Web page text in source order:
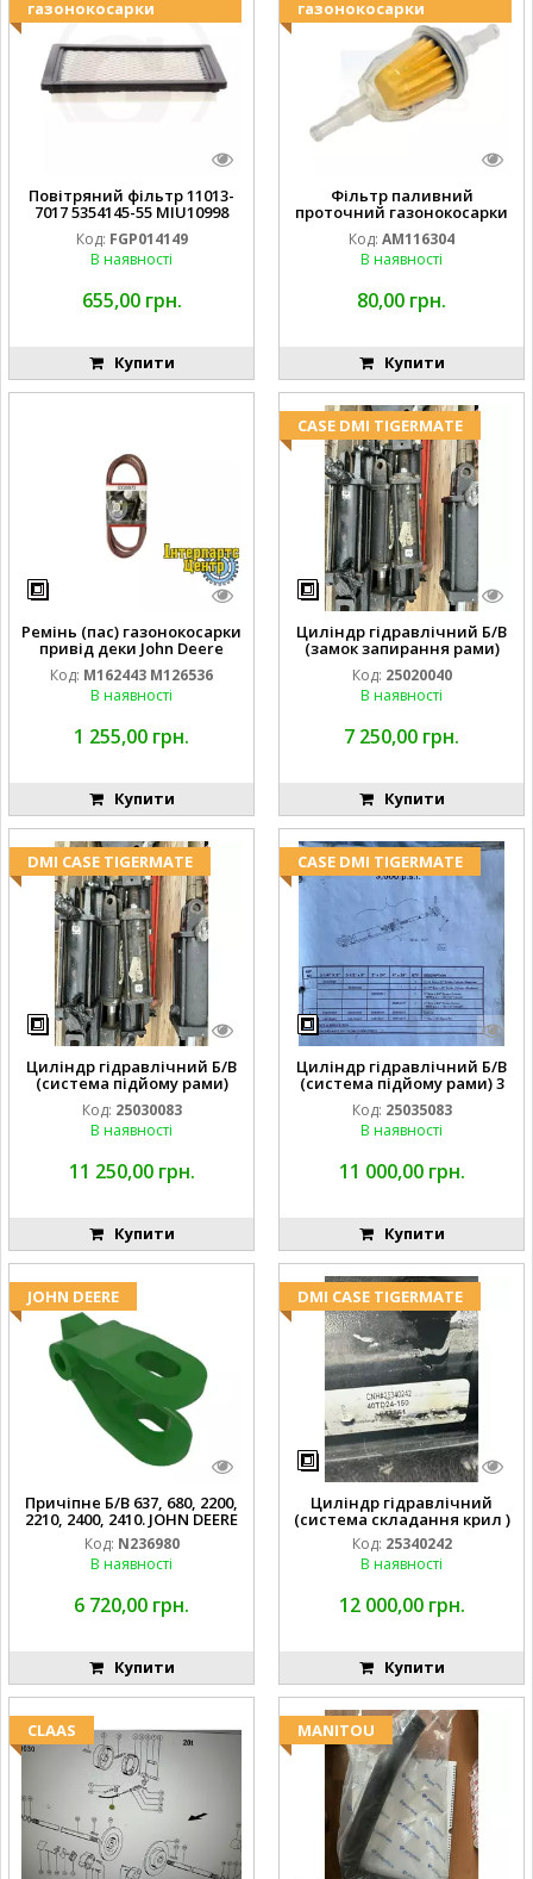
газонокосарки
Повітряний фільтр 11013-
7017 5354145-55 MIU10998
FGP014149
Код: FGP014149
В наявності
655,00 грн.
Купити
газонокосарки
Фільтр паливний
проточний газонокосарки
JOHN DEERE AM116304
GY20709
Код: AM116304
В наявності
80,00 грн.
Купити
Ремінь (пас) газонокосарки
привід деки John Deere
M162443 M126536
Код: M162443 M126536
В наявності
1 255,00 грн.
Купити
CASE DMI TIGERMATE
Циліндр гідравлічний Б/В
(замок запирання рами)
2''X4'' 25320040
Код: 25020040
В наявності
7 250,00 грн.
Купити
DMI CASE TIGERMATE
Циліндр гідравлічний Б/В
(система підйому рами)
3X8 87423768
Код: 25030083
В наявності
11 250,00 грн.
Купити
CASE DMI TIGERMATE
Циліндр гідравлічний Б/В
(система підйому рами) 3
1/2 84255910
Код: 25035083
В наявності
11 000,00 грн.
Купити
JOHN DEERE
Причіпне Б/В 637, 680, 2200,
2210, 2400, 2410. JOHN DEERE
Код: N236980
В наявності
6 720,00 грн.
Купити
DMI CASE TIGERMATE
Циліндр гідравлічний
(система складання крил )
Код: 25340242
В наявності
12 000,00 грн.
Купити
CLAAS MANITOU